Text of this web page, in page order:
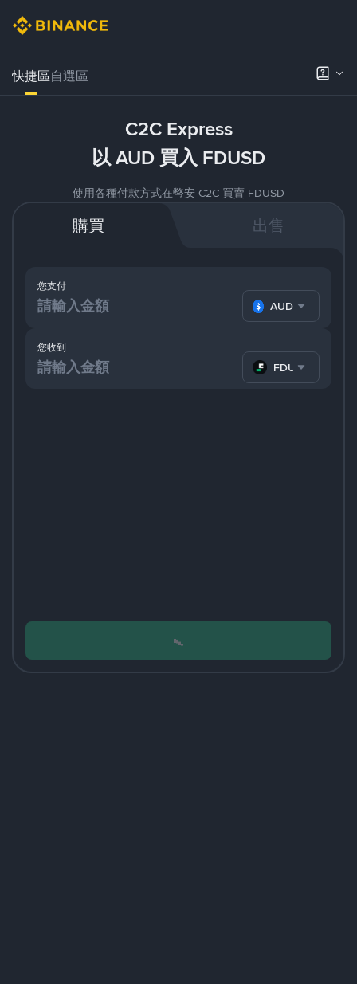
快捷區自選區
C2C Express
以 AUD 買入 FDUSD
使用各種付款方式在幣安 C2C 買賣 FDUSD
購買 出售
您支付
AUD
您收到
FDUSD